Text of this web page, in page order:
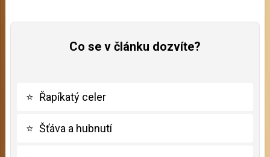
Co se v článku dozvíte?
⭐ Řapíkatý celer
⭐ Šťáva a hubnutí